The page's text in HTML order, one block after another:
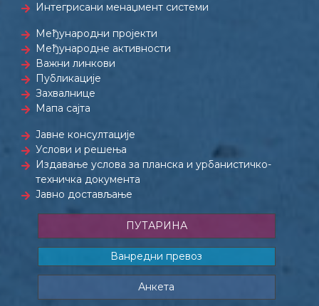
Интегрисани менаџмент системи
Међународни пројекти
Међународне активности
Важни линкови
Публикације
Захвалнице
Мапа сајта
Јавне консултације
Услови и решења
Издавање услова за планска и урбанистичко-
техничка документа
Јавно достављање
ПУТАРИНА
Ванредни превоз
Анкета